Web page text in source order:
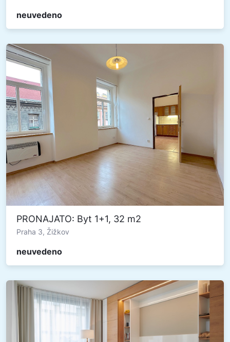
neuvedeno
PRONAJATO: Byt 1+1, 32 m2
Praha 3, Žižkov
neuvedeno